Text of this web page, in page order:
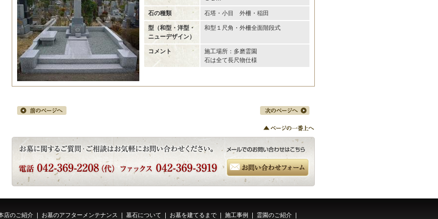
石の種類 石塔・小目 外柵・稲田
型（和型・洋型・
ニューデザイン）
和型１尺角・外柵全面階段式
コメント
施工場所：多磨霊園
石は全て長尺物仕様
店のご紹介 お墓のアフターメンテナンス 墓石について お墓を建てるまで 施工事例 霊園のご紹介